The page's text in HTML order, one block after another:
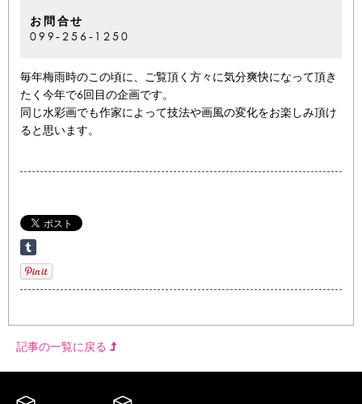
お問合せ
099-256-1250
毎年梅雨時のこの頃に、ご覧頂く方々に気分爽快になって頂き
たく今年で6回目の企画です。
同じ水彩画でも作家によって技法や画風の変化をお楽しみ頂け
ると思います。
記事の一覧に戻る